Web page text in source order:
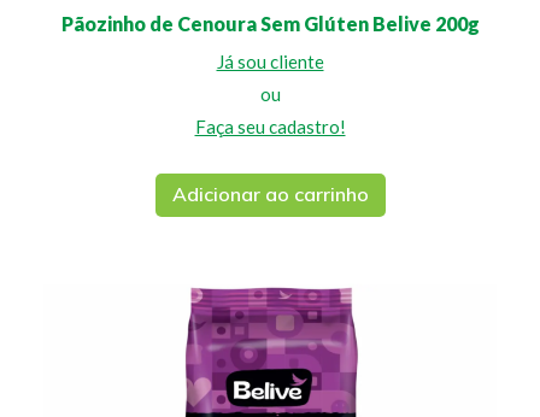
Pãozinho de Cenoura Sem Glúten Belive 200g
Já sou cliente
ou
Faça seu cadastro!
Adicionar ao carrinho